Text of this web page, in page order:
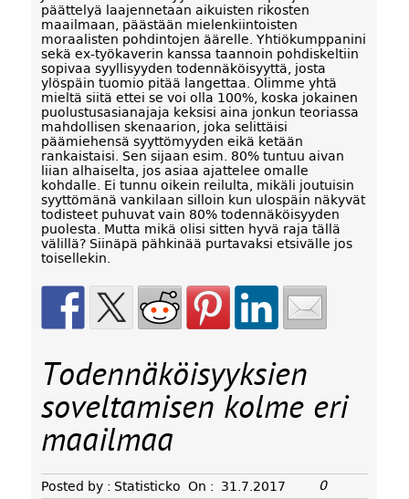
päättelyä laajennetaan aikuisten rikosten
maailmaan, päästään mielenkiintoisten
moraalisten pohdintojen äärelle. Yhtiökumppanini
sekä ex-työkaverin kanssa taannoin pohdiskeltiin
sopivaa syyllisyyden todennäköisyyttä, josta
ylöspäin tuomio pitää langettaa. Olimme yhtä
mieltä siitä ettei se voi olla 100%, koska jokainen
puolustusasianajaja keksisi aina jonkun teoriassa
mahdollisen skenaarion, joka selittäisi
päämiehensä syyttömyyden eikä ketään
rankaistaisi. Sen sijaan esim. 80% tuntuu aivan
liian alhaiselta, jos asiaa ajattelee omalle
kohdalle. Ei tunnu oikein reilulta, mikäli joutuisin
syyttömänä vankilaan silloin kun ulospäin näkyvät
todisteet puhuvat vain 80% todennäköisyyden
puolesta. Mutta mikä olisi sitten hyvä raja tällä
välillä? Siinäpä pähkinää purtavaksi etsivälle jos
toisellekin.
Todennäköisyyksien
soveltamisen kolme eri
maailmaa
Posted by : Statisticko On : 31.7.2017 0